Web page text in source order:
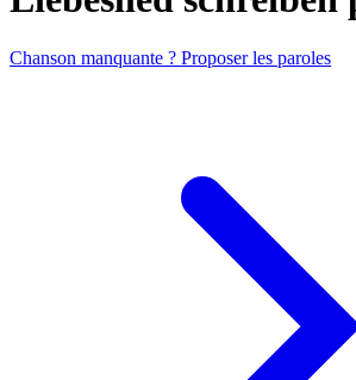
Chanson manquante ? Proposer les paroles